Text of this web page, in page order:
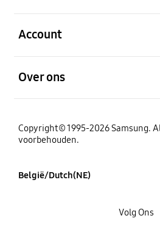
Account
Over ons
Copyright© 1995-2026 Samsung.
voorbehouden.
België/Dutch(NE)
Volg Ons